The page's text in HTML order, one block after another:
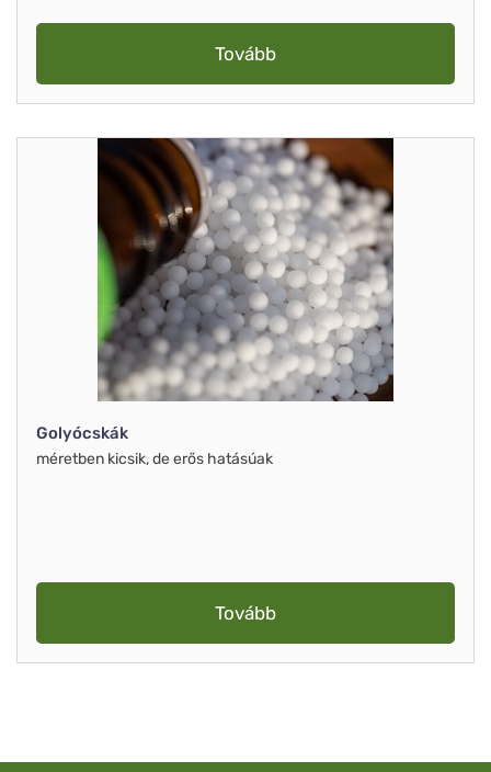
Tovább
Golyócskák
méretben kicsik, de erős hatásúak
Tovább